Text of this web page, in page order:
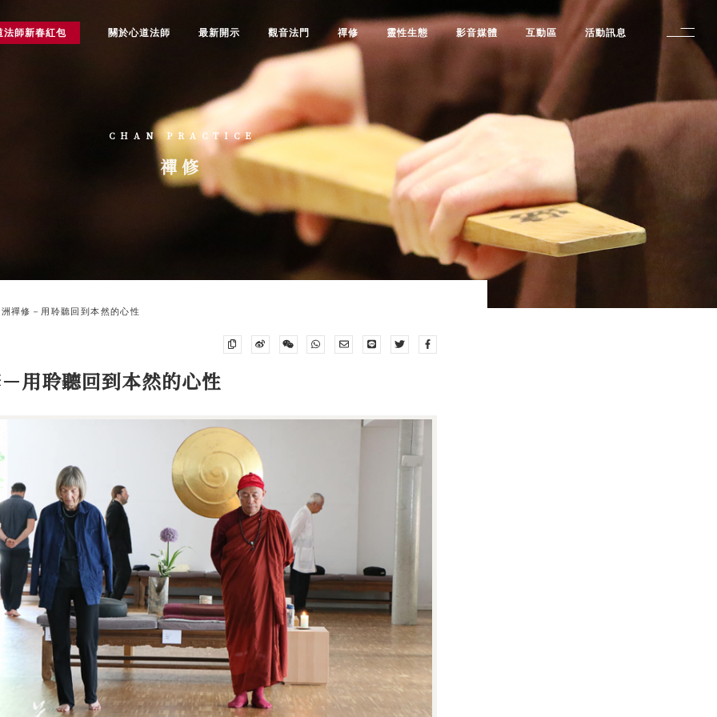
CHAN PRACTICE
禪修
禪修－用聆聽回到本然的心性
用聆聽回到本然的心性
法師新春紅包 關於心道法師 最新開示 觀音法門 禪修 靈性生態 影音媒體 互動區 活動訊息